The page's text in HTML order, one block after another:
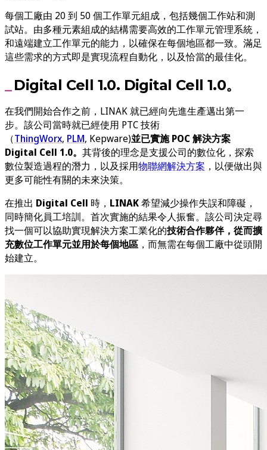
每個工廠由 20 到 50 個工作單元組成，包括幾個工作站和測
試站。由多種元素組成的結構需要高效的工作單元管理系統，
和遠端建立工作單元的能力，以確保在每個地區都一致。滿足
這些需求的方式即是實現流程自動化，以及恰當的最佳化。
Digital Cell 1.0. Digital Cell 1.0。
在我們開始合作之前，LINAK 就已經向先進生產邁出第一
步。該公司當時就已經使用 PTC 技術
（ThingWorx, PLM, Kepware)並已實施 POC 解決方案
Digital Cell 1.0。 其背後的理念是支援公司的數位化，探索
數位製造過程的潛力，以及採用物聯網解決方案 ，以便做出與
更多可能性有關的未來決策。
在推出 Digital Cell 時， LINAK希望減少操作失誤和障礙，
同時簡化員工培訓。首次實施的結果令人振奮。該公司決定尋
找一個可以協助實現解決方案工業化的技術合作夥伴，從而擴
充數位工作單元並用於每個地區 ，而無需在每個工廠中從頭開
始建立。